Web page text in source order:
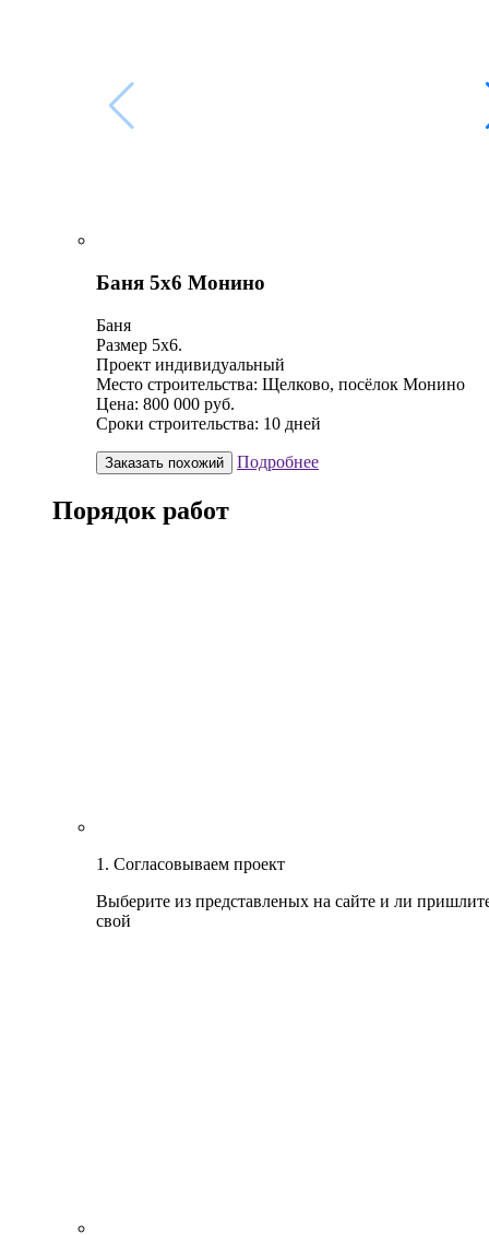
Баня 5х6 Монино
Баня
Размер 5х6.
Проект индивидуальный
Место строительства: Щелково, посёлок Монино
Цена: 800 000 руб.
Сроки строительства: 10 дней
Заказать похожий Подробнее
Порядок работ
1. Согласовываем проект
Выберите из представленых на сайте и ли
свой